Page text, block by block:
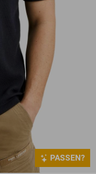
PASSEN?